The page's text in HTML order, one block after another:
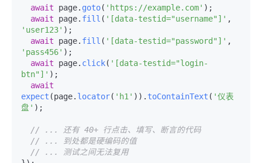
await page. goto( 'https://example.com' );
await page. fill ( '[data-testid="username"]'
'user123' );
await page. fill ( '[data-testid="password"]'
'pass456' );
await page. click( '[data-testid="login-
btn"]' );
await
expect (page. locator( 'h1' )). toContainText ( '仪表
盘' );
// ... 还有 40+ 行点击、填写、断言的代码
// ... 到处都是硬编码的值
// ... 测试之间无法复用